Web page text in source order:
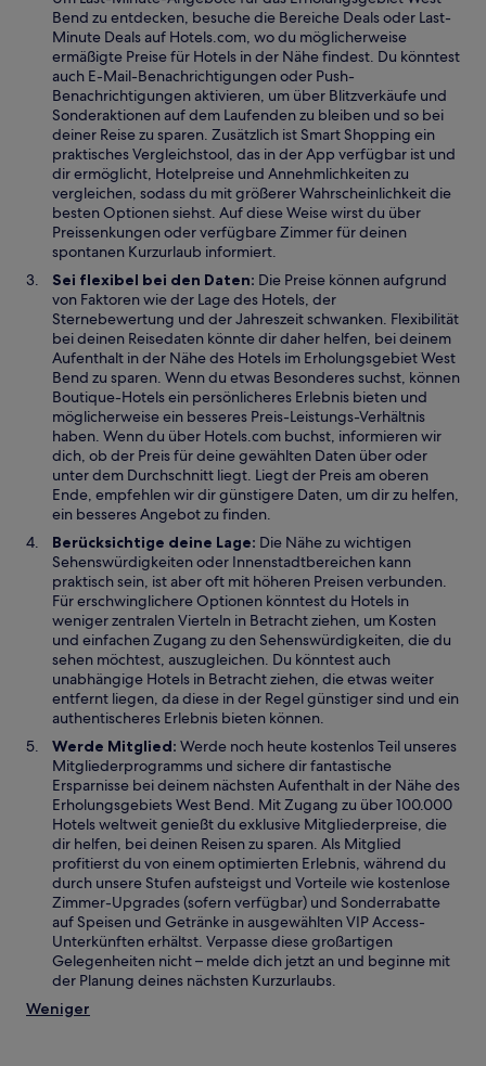
f
n
e
t
Bend zu entdecken, besuche die Bereiche Deals oder Last-
Minute Deals auf Hotels.com, wo du möglicherweise
ermäßigte Preise für Hotels in der Nähe findest. Du könntest
auch E-Mail-Benachrichtigungen oder Push-
Benachrichtigungen aktivieren, um über Blitzverkäufe und
Sonderaktionen auf dem Laufenden zu bleiben und so bei
deiner Reise zu sparen. Zusätzlich ist Smart Shopping ein
praktisches Vergleichstool, das in der App verfügbar ist und
dir ermöglicht, Hotelpreise und Annehmlichkeiten zu
vergleichen, sodass du mit größerer Wahrscheinlichkeit die
besten Optionen siehst. Auf diese Weise wirst du über
Preissenkungen oder verfügbare Zimmer für deinen
spontanen Kurzurlaub informiert.
Sei flexibel bei den Daten: Die Preise können aufgrund
von Faktoren wie der Lage des Hotels, der
Sternebewertung und der Jahreszeit schwanken. Flexibilität
bei deinen Reisedaten könnte dir daher helfen, bei deinem
Aufenthalt in der Nähe des Hotels im Erholungsgebiet West
Bend zu sparen. Wenn du etwas Besonderes suchst, können
Boutique-Hotels ein persönlicheres Erlebnis bieten und
möglicherweise ein besseres Preis-Leistungs-Verhältnis
haben. Wenn du über Hotels.com buchst, informieren wir
dich, ob der Preis für deine gewählten Daten über oder
unter dem Durchschnitt liegt. Liegt der Preis am oberen
Ende, empfehlen wir dir günstigere Daten, um dir zu helfen,
ein besseres Angebot zu finden.
Berücksichtige deine Lage: Die Nähe zu wichtigen
Sehenswürdigkeiten oder Innenstadtbereichen kann
praktisch sein, ist aber oft mit höheren Preisen verbunden.
Für erschwinglichere Optionen könntest du Hotels in
weniger zentralen Vierteln in Betracht ziehen, um Kosten
und einfachen Zugang zu den Sehenswürdigkeiten, die du
sehen möchtest, auszugleichen. Du könntest auch
unabhängige Hotels in Betracht ziehen, die etwas weiter
entfernt liegen, da diese in der Regel günstiger sind und ein
authentischeres Erlebnis bieten können.
Werde Mitglied: Werde noch heute kostenlos Teil unseres
Mitgliederprogramms und sichere dir fantastische
Ersparnisse bei deinem nächsten Aufenthalt in der Nähe des
Erholungsgebiets West Bend. Mit Zugang zu über 100.000
Hotels weltweit genießt du exklusive Mitgliederpreise, die
dir helfen, bei deinen Reisen zu sparen. Als Mitglied
profitierst du von einem optimierten Erlebnis, während du
durch unsere Stufen aufsteigst und Vorteile wie kostenlose
Zimmer-Upgrades (sofern verfügbar) und Sonderrabatte
auf Speisen und Getränke in ausgewählten VIP Access-
Unterkünften erhältst. Verpasse diese großartigen
Gelegenheiten nicht – melde dich jetzt an und beginne mit
der Planung deines nächsten Kurzurlaubs.
Weniger